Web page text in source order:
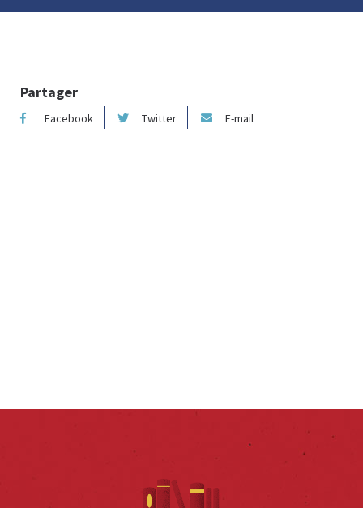
Partager
Facebook Twitter E-mail